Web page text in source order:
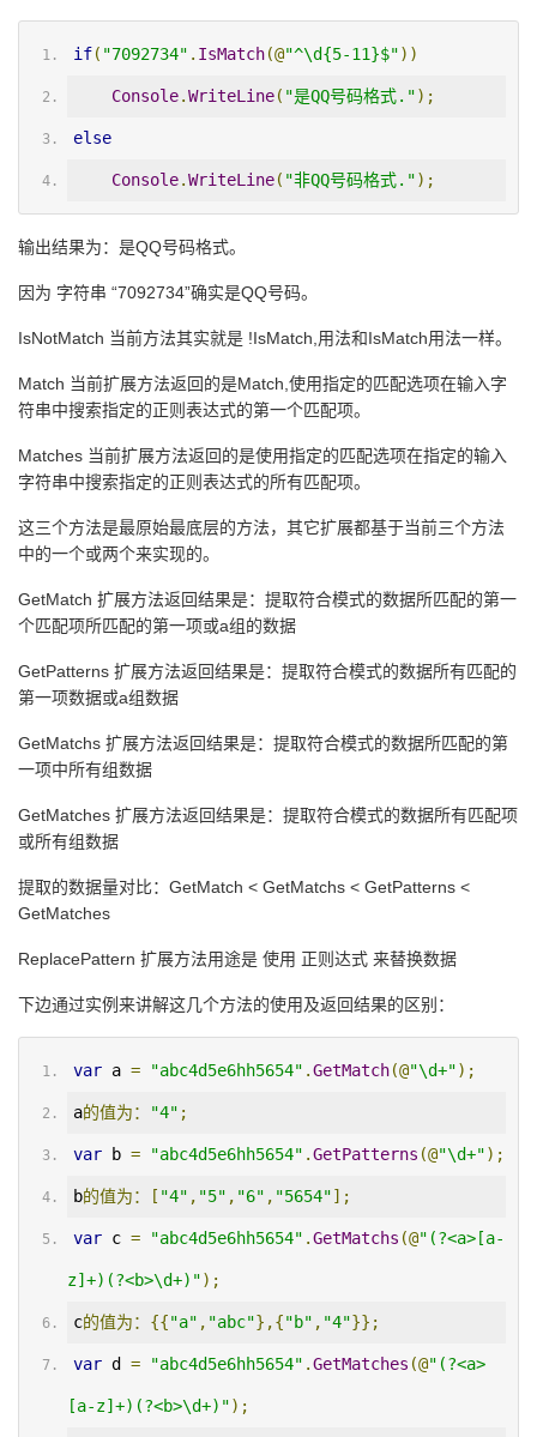
if( "7092734" . IsMatch(@"^\d{5-11}$"))
Console.WriteLine( "是QQ号码格式.");
else
Console.WriteLine( "非QQ号码格式.");
输出结果为：是QQ号码格式。
因为 字符串 “7092734”确实是QQ号码。
IsNotMatch 当前方法其实就是 !IsMatch,用法和IsMatch用法一样。
Match 当前扩展方法返回的是Match,使用指定的匹配选项在输入字
符串中搜索指定的正则表达式的第一个匹配项。
Matches 当前扩展方法返回的是使用指定的匹配选项在指定的输入
字符串中搜索指定的正则表达式的所有匹配项。
这三个方法是最原始最底层的方法，其它扩展都基于当前三个方法
中的一个或两个来实现的。
GetMatch 扩展方法返回结果是：提取符合模式的数据所匹配的第一
个匹配项所匹配的第一项或a组的数据
GetPatterns 扩展方法返回结果是：提取符合模式的数据所有匹配的
第一项数据或a组数据
GetMatchs 扩展方法返回结果是：提取符合模式的数据所匹配的第
一项中所有组数据
GetMatches 扩展方法返回结果是：提取符合模式的数据所有匹配项
或所有组数据
提取的数据量对比：GetMatch < GetMatchs < GetPatterns <
GetMatches
ReplacePattern 扩展方法用途是 使用 正则达式 来替换数据
下边通过实例来讲解这几个方法的使用及返回结果的区别：
var a = "abc4d5e6hh5654" .GetMatch(@"\d+");
a的值为： "4" ;
var b = "abc4d5e6hh5654" .GetPatterns (@"\d+");
b的值为：[ "4" , "5" , "6" , "5654"];
var c = "abc4d5e6hh5654" .GetMatchs (@"(?<a>[a-
z]+)(?<b>\d+)");
c的值为：{{"a" , "abc"},{"b" , "4"}};
var d = "abc4d5e6hh5654" .GetMatches (@"(?<a>
[a-z]+)(?<b>\d+)");